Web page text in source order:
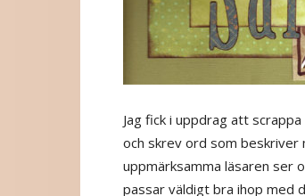
Jag fick i uppdrag att
och skrev ord som beskriver
uppmärksamma läsaren ser
passar väldigt bra ihop med